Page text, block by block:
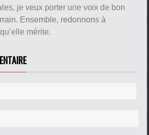
je veux porter une voix de bon
Ensemble, redonnons à
mérite.